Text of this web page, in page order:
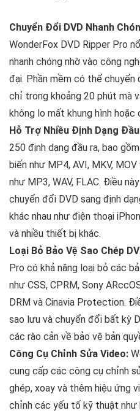
Chuyển Đổi DVD Nhanh
WonderFox DVD Ripper Pro
nhanh chóng nhờ vào công
đại. Phần mềm có thể
chỉ trong khoảng 20 phút mà
không lo mất khung hình hoặc
Hỗ Trợ Nhiều Định Dạng Đầu
250 định dạng đầu ra, bao
biến như MP4, AVI, MKV,
như MP3, WAV, FLAC. Điều
chuyển đổi DVD sang định
khác nhau như điện thoại
và nhiều thiết bị khác​.
Loại Bỏ Bảo Vệ Sao Chép
Pro có khả năng loại bỏ các
như CSS, CPRM, Sony
DRM và Cinavia Protection.
sao lưu và chuyển đổi bất kỳ
các rào cản về bảo vệ bản
Công Cụ Chỉnh Sửa Video:
cung cấp các công cụ chỉnh
ghép, xoay và thêm hiệu ứng
chỉnh các yếu tố kỹ thuật